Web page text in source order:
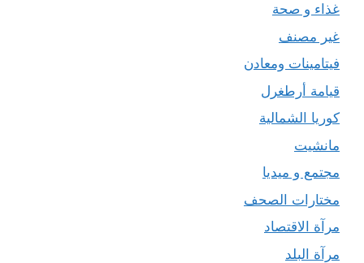
غذاء و صحة
غير مصنف
فيتامينات ومعادن
قيامة أرطغرل
كوريا الشمالية
مانشيت
مجتمع و ميديا
مختارات الصحف
مرآة الاقتصاد
مرآة البلد